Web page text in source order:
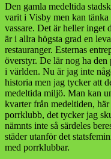
Den gamla medeltida
varit i Visby men kan
vassare. Det är heller inget
är i allra högsta grad en
restauranger. Esternas
överstyr. De lär nog ha den
i världen. Nu är jag inte
historia men jag tycker att
medeltida miljö. Man kan
kvarter från medeltiden,
porrklubb, det tycker jag
nämnts inte så särdeles
städer utanför det
med porrklubbar.